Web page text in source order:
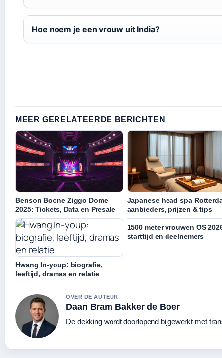
Hoe noem je een vrouw uit India?
MEER GERELATEERDE BERICHTEN
Benson Boone Ziggo Dome
2025: Tickets, Data en Presale
Japanese head spa
aanbieders, prijzen & tips
Hwang In-youp: biografie,
leeftijd, dramas en relatie
1500 meter vrouwen OS
starttijd en deelnemers
OVER DE AUTEUR
Daan Bram Bakker de Boer
De dekking wordt doorlopend bijgewerkt met